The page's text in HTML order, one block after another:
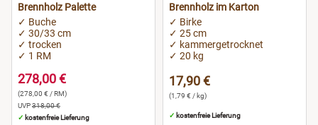
Brennholz Palette
✓ Buche
✓ 30/33 cm
✓ trocken
✓ 1 RM
278,00 €
(278,00 € / RM)
UVP318,00 €
✓ kostenfreie Lieferung
Brennholz im Karton
✓ Birke
✓ 25 cm
✓ kammergetrocknet
✓ 20 kg
17,90 €
(1,79 € / kg)
✓ kostenfreie Lieferung